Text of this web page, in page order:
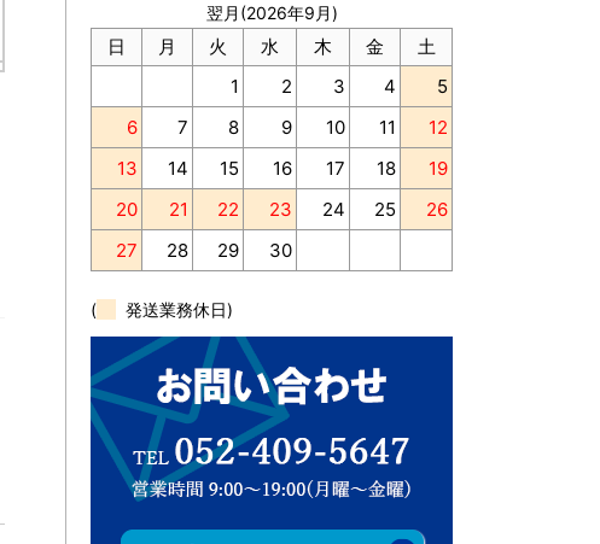
翌月(2026年9月)
日 月 火 水 木 金
土
1
2 3 4
5
6
7 8 9 10 11
12
13
14 15 16 17 18
19
20
21 22 23 24 25
26
27
28 29 30
( 発送業務休日)